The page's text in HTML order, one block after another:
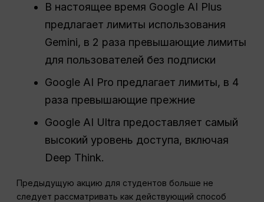
В настоящее время Google AI Plus
предлагает лимиты использования
Gemini, в 2 раза превышающие лимиты
для пользователей без подписки
Google AI Pro предлагает лимиты, в 4
раза превышающие прежние
Google AI Ultra предоставляет самый
высокий уровень доступа, включая
Deep Think.
Предыдущую акцию для студентов больше не
следует рассматривать как действующий способ